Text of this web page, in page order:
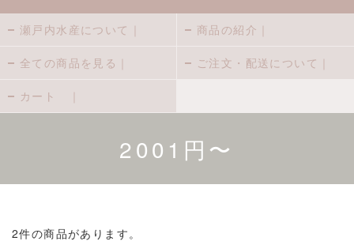
瀬戸内水産について｜ 商品の紹介｜
全ての商品を見る｜ ご注文・配送について｜
カート ｜
2001円〜
2件の商品があります。